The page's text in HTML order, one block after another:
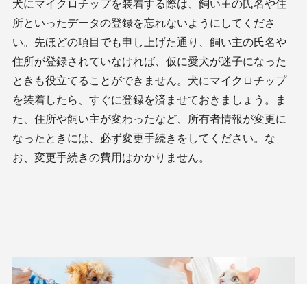
犬にマイクロチップを装着する際は、飼い主の氏名や住
所といったデータの登録を忘れないようにしてくださ
い。先ほどの項目でも申し上げた通り、飼い主の氏名や
住所が登録されていなければ、仮に愛犬が迷子になった
ときも役立てることができません。犬にマイクロチップ
を装着したら、すぐに登録を済ませておきましょう。ま
た、住所や飼い主が変わったなど、所有者情報が変更に
なったときには、必ず変更手続きをしてください。な
お、変更手続きの費用はかかりません。